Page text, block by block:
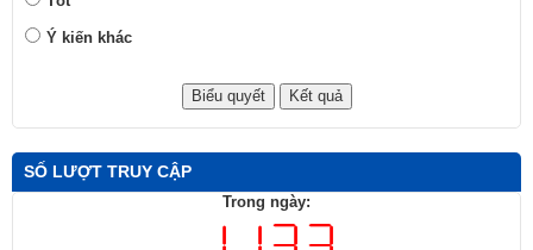
Ý kiến khác
SỐ LƯỢT TRUY CẬP
Trong ngày: